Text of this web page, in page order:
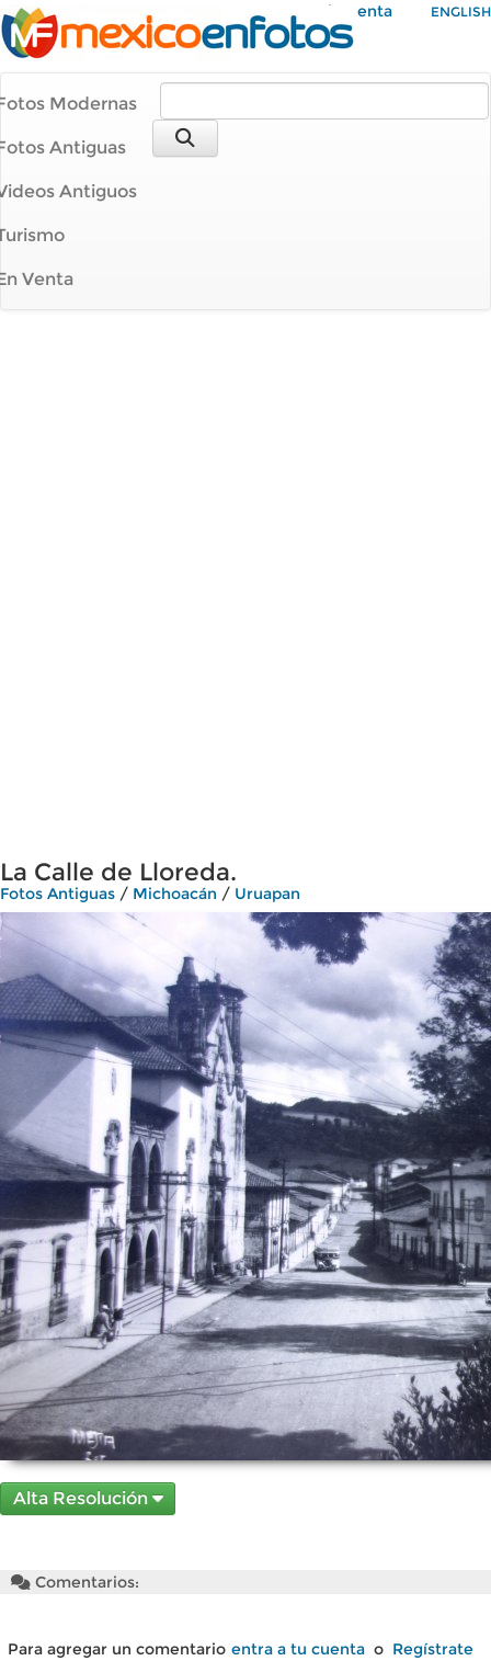
Mi Cuenta ENGLISH
Modernas
Antiguas
Antiguos
Venta
La Calle de Lloreda.
Fotos Antiguas / Michoacán / Uruapan
Alta Resolución
Comentarios:
Para agregar un comentario entra a tu cuenta o Regístrate